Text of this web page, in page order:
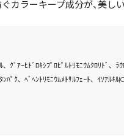
カラーキープ成分が、美し
ｸﾞｱｰﾋﾄﾞﾛｷｼﾌﾟﾛﾋﾟﾙﾄﾘﾓﾆｳﾑｸﾛﾘﾄﾞ､ ﾗｳ
ﾟｸ､ ﾍﾞﾍﾝﾄﾘﾓﾆｳﾑﾒﾄｻﾙﾌｪｰﾄ､ ｲｿｱﾙｷﾙ